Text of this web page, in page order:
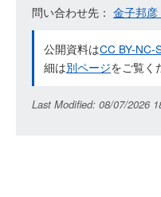
問い合わせ先： 金子邦彦
公開資料はCC BY-NC-
細は別ページをご覧く
Last Modified: 08/07/2026